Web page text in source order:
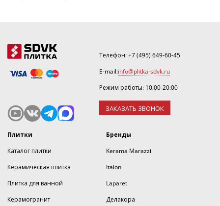
Телефон:+7 (495) 649-60-45
E-mail:info@plitka-sdvk.ru
Режим работы: 10:00-20:00
ЗАКАЗАТЬ ЗВОНОК
Плитки
Каталог плитки
Керамическая плитка
Плитка для ванной
Керамогранит
Бренды
Kerama Marazzi
Italon
Laparet
Делакора